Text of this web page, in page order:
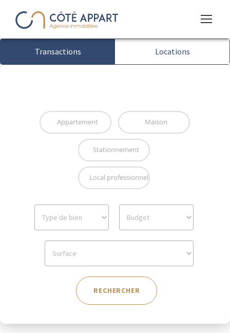
Transactions Locations
Appartement Maison
Stationnement
Local professionnel